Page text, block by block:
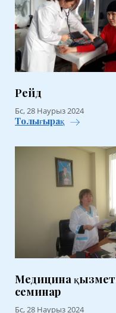
Рейд
Бс, 28 Наурыз 2024
Толығырақ
Медицина
семинар
Бс, 28 Наурыз 2024